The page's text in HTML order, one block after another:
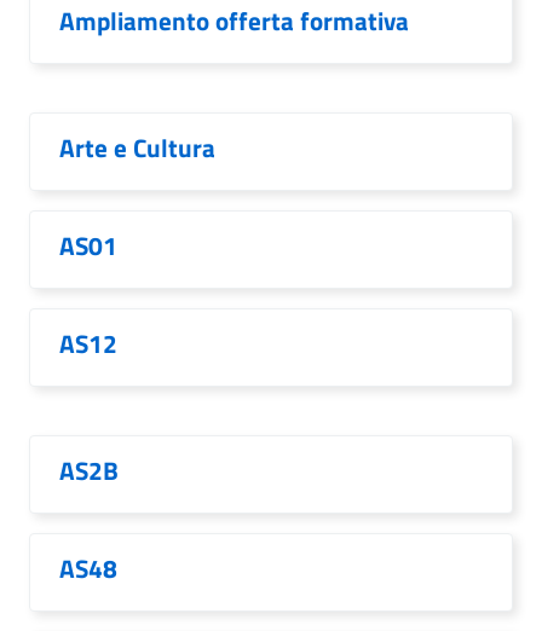
Ampliamento offerta formativa
Arte e Cultura
AS01
AS12
AS2B
AS48